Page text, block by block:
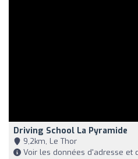
Driving School La Pyramide
9,2km, Le Thor
Voir les données d'adresse et